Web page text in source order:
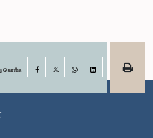
கொள்க Facebook
LinkedIn